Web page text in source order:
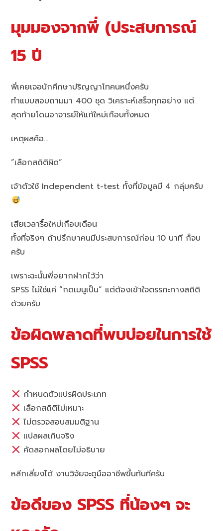
มุมมองจากพี่ (ประสบการณ์
15 ปี
พี่เคยเจอนักศึกษาปริญญาโทคนหนึ่งครับ
ทำแบบสอบถามมา 400 ชุด วิเคราะห์เสร็จทุกอย่าง แต่
สุดท้ายโดนอาจารย์ให้แก้ใหม่เกือบทั้งหมด
เหตุผลคือ…
“เลือกสถิติผิด”
เจ้าตัวใช้ Independent t-test ทั้งที่ข้อมูลมี 4 กลุ่มครับ
เสียเวลารื้อใหม่เกือบเดือน
ทั้งที่จริงๆ ถ้าปรึกษาคนมีประสบการณ์ก่อน 10 นาที ก็จบ
ครับ
เพราะฉะนั้นพี่อยากฝากไว้ว่า
SPSS ไม่ใช่แค่ “กดเมนูเป็น” แต่ต้องเข้าใจตรรกะทางสถิติ
ด้วยครับ
ข้อผิดพลาดที่พบบ่อยในการใช้
SPSS
กำหนดตัวแปรผิดประเภท
เลือกสถิติไม่เหมาะ
ไม่ตรวจสอบสมมติฐาน
แปลผลเกินจริง
คัดลอกผลโดยไม่อธิบาย
หลีกเลี่ยงได้ งานวิจัยจะดูมืออาชีพขึ้นทันทีครับ
ข้อดีของ SPSS ที่น้องๆ จะ